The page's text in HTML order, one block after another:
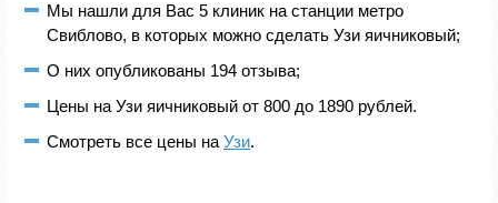
Мы нашли для Вас 5 клиник на станции метро
Свиблово, в которых можно сделать Узи яичниковый;
О них опубликованы 194 отзыва;
Цены на Узи яичниковый от 800 до 1890 рублей.
Смотреть все цены на Узи.